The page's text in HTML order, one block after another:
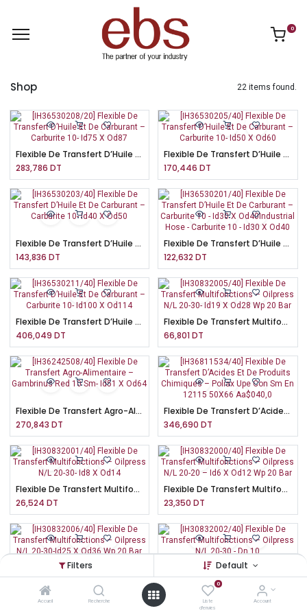
Filters Default
Accueil Recherche
0
Liste
d'envies
Account
0
Shop 22 items found.
Flexible De Transfert D’Huile Et De Carburant – Carburite 10- Id75 X Od87
283,786 DT
Flexible De Transfert D’Huile Et De Carburant – Carburite 10- Id50 X Od60
170,446 DT
Flexible De Transfert D’Huile Et De Carburant – Carburite 10- Id40 X Od50
143,836 DT
Flexible De Transfert D’Huile Et De Carburant – Carburite 10 - Id30 X Od40Industrial Hose - Carburite 10 - Id30 X Od40
122,632 DT
Flexible De Transfert D’Huile Et De Carburant – Carburite 10- Id100 X Od114
406,049 DT
Flexible De Transfert Multifonctions – Oilpress N/L 20-30- Id19 X Od28 Wp 20 Bar
66,801DT
Flexible De Transfert Agro-Alimentaire – Gambrinus Red 10 Sm- Id51 X Od64
270,843 DT
Flexible De Transfert D’Acides Et De Produits Chimiques – Poliax Upe Con Sm En 12115 50X66 Aa$040,0
346,690 DT
Flexible De Transfert Multifonctions – Oilpress N/L 20-30- Id8 X Od14
26,524 DT
Flexible De Transfert Multifonctions – Oilpress N/L 20-20 – Id6 X Od12 Wp 20 Bar
23,350 DT
103,805DT
34,553DT